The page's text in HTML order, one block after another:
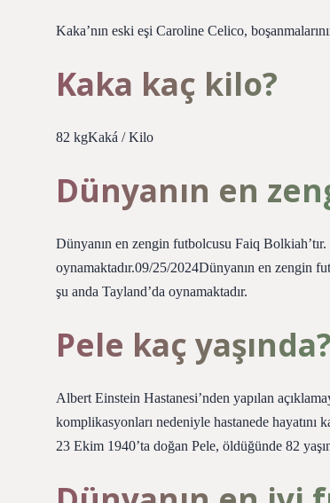
Kaka’nın eski eşi Caroline Celico,
Kaka kaç kilo?
82 kgKaká / Kilo
Dünyanın en
Dünyanın en zengin futbolcusu Faiq
oynamaktadır.09/25/2024Dünyanın en zengin
şu anda Tayland’da oynamaktadır.
Pele kaç yaşında?
Albert Einstein Hastanesi’nden yapılan
komplikasyonları nedeniyle hastanede hayatını
23 Ekim 1940’ta doğan Pele, öldüğünde 82